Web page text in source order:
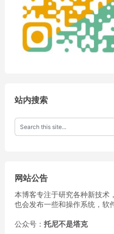
站内搜索
网站公告
本博客专注于研究各种新技术
也会发布一些和操作系统，软
公众号： 托尼不是塔克